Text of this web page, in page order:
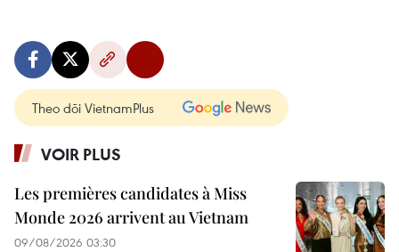
Theo dõi VietnamPlus
VOIR PLUS
Les premières candidates à Miss
Monde 2026 arrivent au Vietnam
09/08/2026 03:30